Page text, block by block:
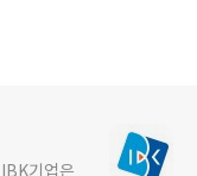
기업은